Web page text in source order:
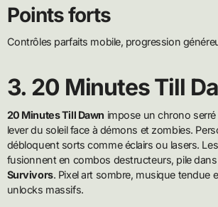
Points forts
Contrôles parfaits mobile, progression
3. 20 Minutes Till
20 Minutes Till Dawn impose un chrono serré
lever du soleil face à démons et zombies.
débloquent sorts comme éclairs ou lasers.
fusionnent en combos destructeurs, pile dans
Survivors. Pixel art sombre, musique tendue
unlocks massifs.